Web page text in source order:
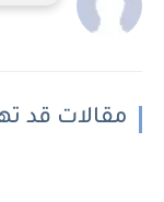
مقالات قد